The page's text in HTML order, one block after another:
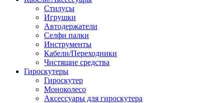
Стилусы
Игрушки
Автодержатели
Селфи палки
Инструменты
Кабели/Переходники
Чистящие средства
Гироскутеры
Гироскутер
Моноколесо
Аксессуары для гироскутера